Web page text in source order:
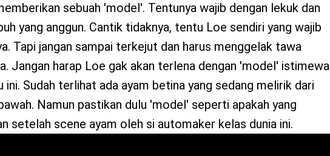
sebuah 'model'. Tentunya wajib dengan lekuk dan
yang anggun. Cantik tidaknya, tentu Loe sendiri yang wajib
Tapi jangan sampai terkejut dan harus menggelak tawa
Jangan harap Loe gak akan terlena dengan 'model' istimewa
ini. Sudah terlihat ada ayam betina yang sedang melirik dari
Namun pastikan dulu 'model' seperti apakah yang
setelah scene ayam oleh si automaker kelas dunia ini.